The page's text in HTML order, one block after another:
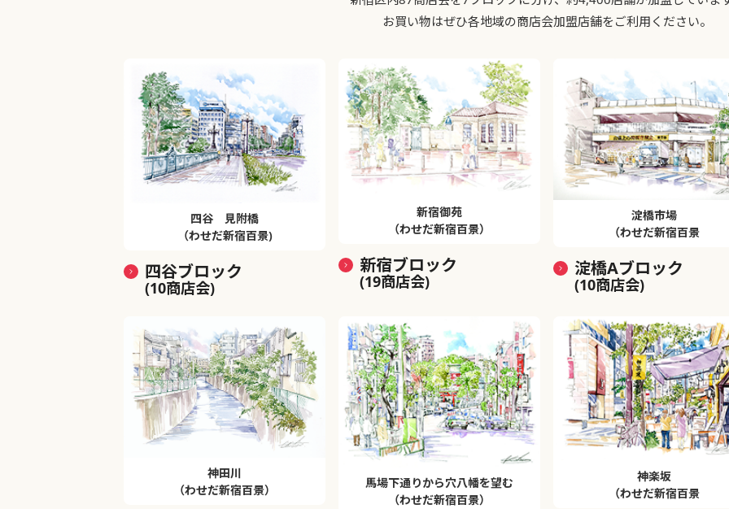
お買い物はぜひ各地域の商店会加盟店舗をご利用ください。
四谷 見附橋
（わせだ新宿百景)
四谷ブロック
(10商店会)
新宿御苑
（わせだ新宿百景）
新宿ブロック
(19商店会)
淀橋市場
（わせだ新宿百景
淀橋Aブロック
(10商店会)
神田川
（わせだ新宿百景）
馬場下通りから穴八幡を望む
（わせだ新宿百景）
神楽坂
（わせだ新宿百景